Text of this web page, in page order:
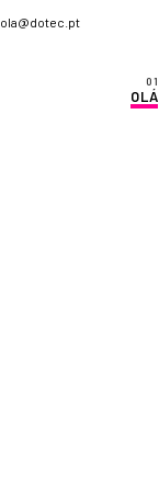
ola@dotec.pt
OLÁ